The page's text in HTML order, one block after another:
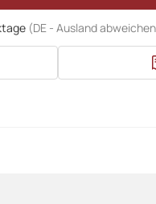
(DE - Ausland